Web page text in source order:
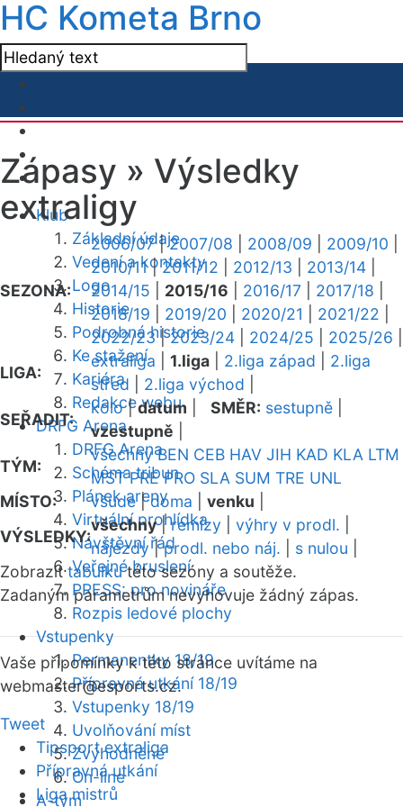
HC Kometa Brno
Klub
Základní údaje
Vedení a kontakty
Logo
Historie
Podrobná historie
Ke stažení
Kariéra
Redakce webu
DRFG Arena
DRFG Arena
Schéma tribun
Plánek areny
Virtuální prohlídka
Návštěvní řád
Veřejné bruslení
PRESS: pro novináře
Rozpis ledové plochy
Vstupenky
Permanentky 18/19
Přípravná utkání 18/19
Vstupenky 18/19
Uvolňování míst
Zvýhodněné
On-line
A-tým
Zápasy » Výsledky
extraligy
SEZONA:
2006/07|2007/08 2008/09 2009/10
2010/11|2011/12 2012/13 2013/14
2014/15
2015/16 2016/17 2017/18
2018/19
2019/20 2020/21 2021/22
2022/23|2023/24 2024/25 2025/26
LIGA:
extraliga 1.liga 2.liga západ
2.liga
střed
2.liga východ
SEŘADIT:
kolo|datum SMĚR: sestupně
vzestupně
TÝM:
všechny BEN CEB HAV JIH KAD KLA LTM
MST PRE PRO SLA SUM TRE UNL
MÍSTO:
všude|doma venku
VÝSLEDKY:
všechny|remízy výhry v prodl.
nájezdy|prodl. nebo náj. s nulou
Zobrazittabulkutéto sezóny a soutěže.
Zadaným parametrům nevyhovuje žádný zápas.
Vaše připomínky k této stránce uvítáme na
webmaster@esports.cz.
Tweet
Tipsport extraliga
Přípravná utkání
Liga mistrů